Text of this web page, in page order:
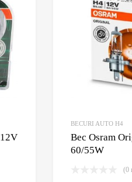
BECURI AUTO H4
Bec Osram
60/55W
(0